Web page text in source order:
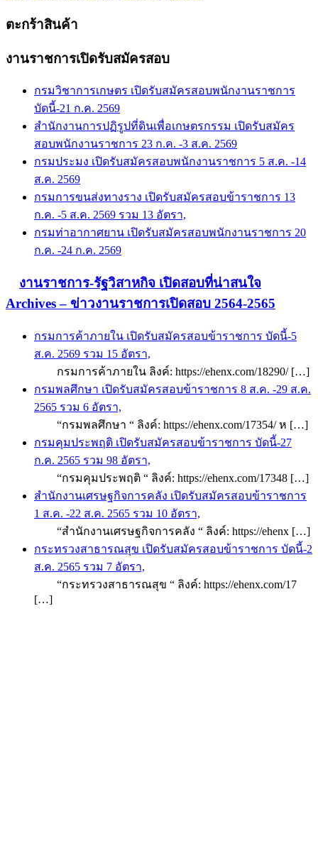
ตะกร้าสินค้า
งานราชการเปิดรับสมัครสอบ
กรมวิชาการเกษตร เปิดรับสมัครสอบพนักงานราชการ
บัดนี้-21 ก.ค. 2569
สำนักงานการปฏิรูปที่ดินเพื่อเกษตรกรรม เปิดรับสมัคร
สอบพนักงานราชการ 23 ก.ค. -3 ส.ค. 2569
กรมประมง เปิดรับสมัครสอบพนักงานราชการ 5 ส.ค. -14
ส.ค. 2569
กรมการขนส่งทางราง เปิดรับสมัครสอบข้าราชการ 13
ก.ค. -5 ส.ค. 2569 รวม 13 อัตรา,
กรมท่าอากาศยาน เปิดรับสมัครสอบพนักงานราชการ 20
ก.ค. -24 ก.ค. 2569
งานราชการ-รัฐวิสาหกิจ เปิดสอบที่น่าสนใจ
Archives – ข่าวงานราชการเปิดสอบ 2564-2565
กรมการค้าภายใน เปิดรับสมัครสอบข้าราชการ บัดนี้-5
ส.ค. 2569 รวม 15 อัตรา,
กรมการค้าภายใน ลิงค์: https://ehenx.com/18290/ […]
กรมพลศึกษา เปิดรับสมัครสอบข้าราชการ 8 ส.ค. -29 ส.ค.
2565 รวม 6 อัตรา,
“กรมพลศึกษา “ ลิงค์: https://ehenx.com/17354/ ห […]
กรมคุมประพฤติ เปิดรับสมัครสอบข้าราชการ บัดนี้-27
ก.ค. 2565 รวม 98 อัตรา,
“กรมคุมประพฤติ “ ลิงค์: https://ehenx.com/17348 […]
สำนักงานเศรษฐกิจการคลัง เปิดรับสมัครสอบข้าราชการ
1 ส.ค. -22 ส.ค. 2565 รวม 10 อัตรา,
“สำนักงานเศรษฐกิจการคลัง “ ลิงค์: https://ehenx […]
กระทรวงสาธารณสุข เปิดรับสมัครสอบข้าราชการ บัดนี้-2
ส.ค. 2565 รวม 7 อัตรา,
“กระทรวงสาธารณสุข “ ลิงค์: https://ehenx.com/17
[…]